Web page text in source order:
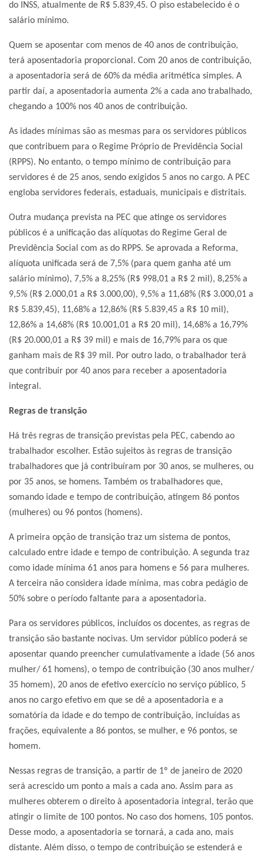
do INSS, atualmente de R$ 5.839,45. O piso estabelecido é o
salário mínimo.
Quem se aposentar com menos de 40 anos de contribuição,
terá aposentadoria proporcional. Com 20 anos de contribuição,
a aposentadoria será de 60% da média aritmética simples. A
partir daí, a aposentadoria aumenta 2% a cada ano trabalhado,
chegando a 100% nos 40 anos de contribuição.
As idades mínimas são as mesmas para os servidores públicos
que contribuem para o Regime Próprio de Previdência Social
(RPPS). No entanto, o tempo mínimo de contribuição para
servidores é de 25 anos, sendo exigidos 5 anos no cargo. A PEC
engloba servidores federais, estaduais, municipais e distritais.
Outra mudança prevista na PEC que atinge os servidores
públicos é a unificação das alíquotas do Regime Geral de
Previdência Social com as do RPPS. Se aprovada a Reforma,
alíquota unificada será de 7,5% (para quem ganha até um
salário mínimo), 7,5% a 8,25% (R$ 998,01 a R$ 2 mil), 8,25% a
9,5% (R$ 2.000,01 a R$ 3.000,00), 9,5% a 11,68% (R$ 3.000,01 a
R$ 5.839,45), 11,68% a 12,86% (R$ 5.839,45 a R$ 10 mil),
12,86% a 14,68% (R$ 10.001,01 a R$ 20 mil), 14,68% a 16,79%
(R$ 20.000,01 a R$ 39 mil) e mais de 16,79% para os que
ganham mais de R$ 39 mil. Por outro lado, o trabalhador terá
que contribuir por 40 anos para receber a aposentadoria
integral.
Regras de transição
Há três regras de transição previstas pela PEC, cabendo ao
trabalhador escolher. Estão sujeitos às regras de transição
trabalhadores que já contribuíram por 30 anos, se mulheres, ou
por 35 anos, se homens. Também os trabalhadores que,
somando idade e tempo de contribuição, atingem 86 pontos
(mulheres) ou 96 pontos (homens).
A primeira opção de transição traz um sistema de pontos,
calculado entre idade e tempo de contribuição. A segunda traz
como idade mínima 61 anos para homens e 56 para mulheres.
A terceira não considera idade mínima, mas cobra pedágio de
50% sobre o período faltante para a aposentadoria.
Para os servidores públicos, incluídos os docentes, as regras de
transição são bastante nocivas. Um servidor público poderá se
aposentar quando preencher cumulativamente a idade (56 anos
mulher/ 61 homens), o tempo de contribuição (30 anos mulher/
35 homem), 20 anos de efetivo exercício no serviço público, 5
anos no cargo efetivo em que se dê a aposentadoria e a
somatória da idade e do tempo de contribuição, incluídas as
frações, equivalente a 86 pontos, se mulher, e 96 pontos, se
homem.
Nessas regras de transição, a partir de 1º de janeiro de 2020
será acrescido um ponto a mais a cada ano. Assim para as
mulheres obterem o direito à aposentadoria integral, terão que
atingir o limite de 100 pontos. No caso dos homens, 105 pontos.
Desse modo, a aposentadoria se tornará, a cada ano, mais
distante. Além disso, o tempo de contribuição se estenderá e